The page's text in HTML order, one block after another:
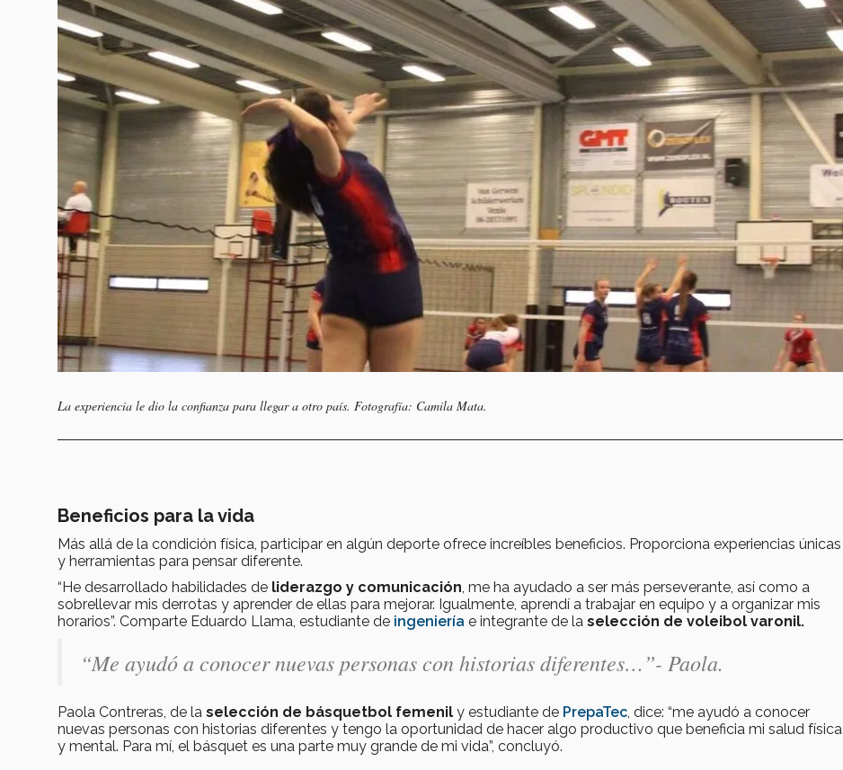
La experiencia le dio la confianza para llegar a otro país. Fotografía: Camila Mata.
Beneficios para la vida
Más allá de la condición física, participar en algún deporte ofrece increíbles beneficios. Proporciona experiencias únicas
y herramientas para pensar diferente.
“He desarrollado habilidades de liderazgo y comunicación, me ha ayudado a ser más perseverante, así como a
sobrellevar mis derrotas y aprender de ellas para mejorar. Igualmente, aprendí a trabajar en equipo y a organizar mis
horarios”. Comparte Eduardo Llama, estudiante de ingeniería e integrante de la selección de voleibol varonil.
“Me ayudó a conocer nuevas personas con historias diferentes…”- Paola.
Paola Contreras, de la selección de básquetbol femenil y estudiante de PrepaTec, dice: “me ayudó a conocer
nuevas personas con historias diferentes y tengo la oportunidad de hacer algo productivo que beneficia mi salud física
y mental. Para mí, el básquet es una parte muy grande de mi vida”, concluyó.